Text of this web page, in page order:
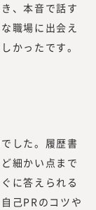
、本音で話す
職場に出会え
かったです。
した。履歴書
細かい点まで
に答えられる
己PRのコツや